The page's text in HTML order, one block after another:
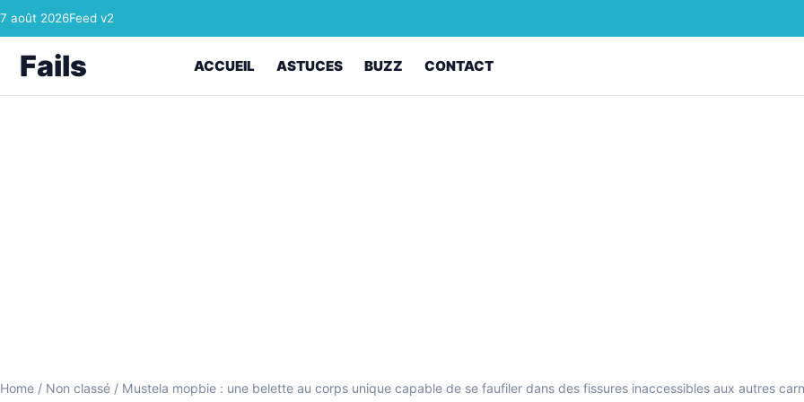
Skip to content
7 août 2026Feed v2
Fails ACCUEIL ASTUCES BUZZ CONTACT
Home / Non classé / Mustela mopbie : une belette au corps unique capable de se faufiler dans des fissures inaccessibles aux autres